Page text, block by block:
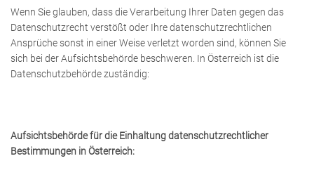
Wenn Sie glauben, dass die Verarbeitung Ihrer Daten gegen das
Datenschutzrecht verstößt oder Ihre datenschutzrechtlichen
Ansprüche sonst in einer Weise verletzt worden sind, können Sie
sich bei der Aufsichtsbehörde beschweren. In Österreich ist die
Datenschutzbehörde zuständig:
Aufsichtsbehörde für die Einhaltung datenschutzrechtlicher
Bestimmungen in Österreich: